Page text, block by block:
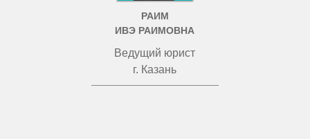
РАИМ
ИВЭ РАИМОВНА
Ведущий юрист
г. Казань